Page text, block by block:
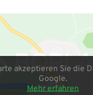
akzeptieren Sie die
Google.
Mehr erfahren